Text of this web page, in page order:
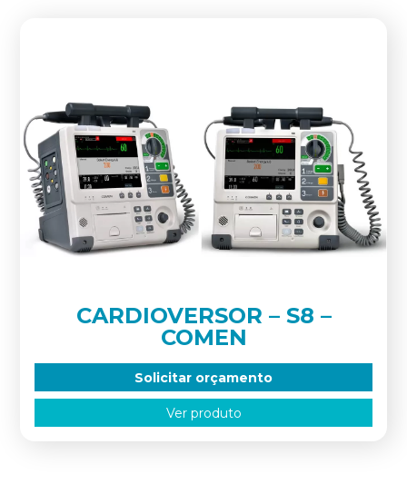
CARDIOVERSOR – S8 –
COMEN
Solicitar orçamento
Ver produto